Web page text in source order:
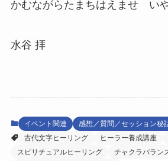
かむながらたまちはえませ い
水谷 拝
イベント関連
感想／質問／セッション秘
古代文字ヒーリング
ヒーラー養成講座
スピリチュアルヒーリング
チャクラバラン